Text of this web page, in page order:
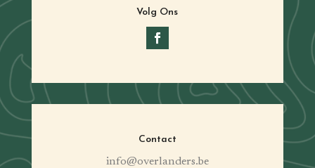
Volg Ons
Contact
info@overlanders.be